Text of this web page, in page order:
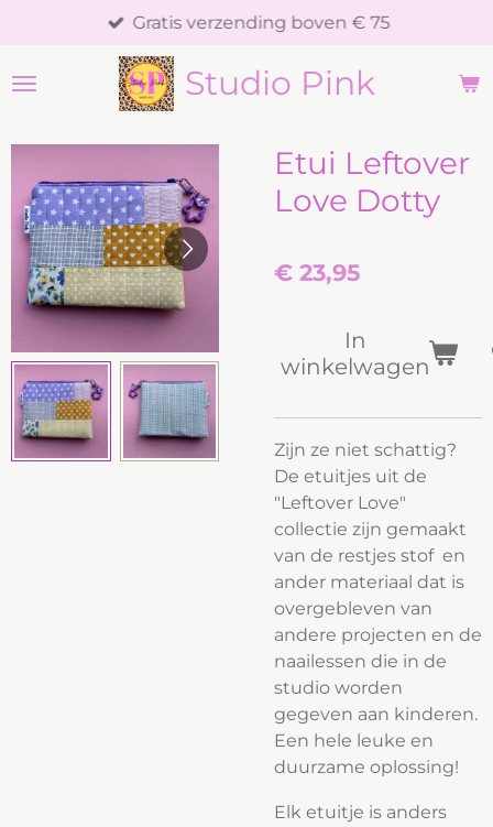
naar
Studio Pink
Gratis verzending boven € 75
Etui Leftover
Love Dotty
€ 23,95
In
winkelwagen
Zijn ze niet schattig?
De etuitjes uit de
"Leftover Love"
collectie zijn gemaakt
van de restjes stof en
ander materiaal dat is
overgebleven van
andere projecten en de
naailessen die in de
studio worden
gegeven aan kinderen.
Een hele leuke en
duurzame oplossing!
Elk etuitje is anders